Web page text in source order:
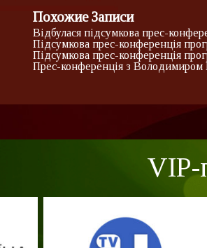
Похожие Записи
Відбулася підсумкова прес-
Підсумкова прес-конференція
Підсумкова прес-конференція
Прес-конференція з
VIP-